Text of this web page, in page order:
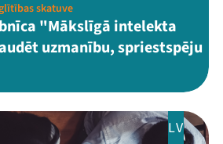
skatuve
"Mākslīgā intelekta
uzmanību, spriestspēju
LV